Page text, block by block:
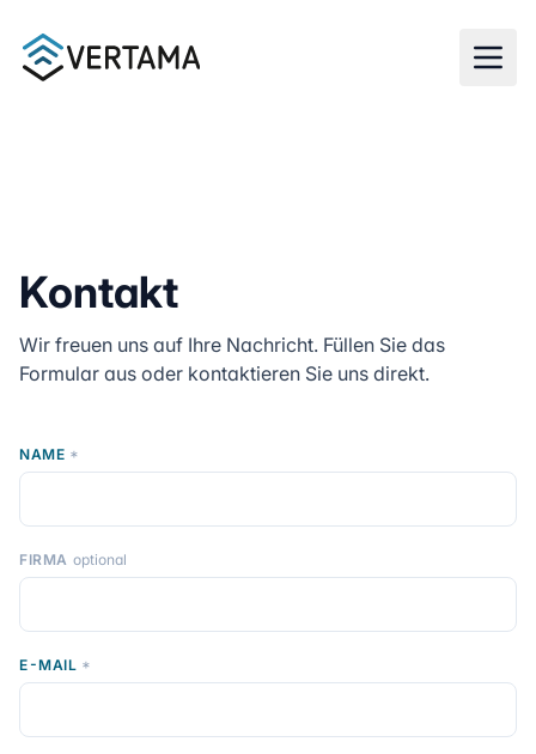
Kontakt
Wir freuen uns auf Ihre Nachricht. Füllen Sie das
Formular aus oder kontaktieren Sie uns direkt.
NAME *
FIRMA optional
E-MAIL *